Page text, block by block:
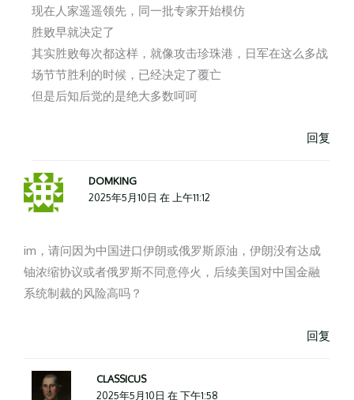
现在人家遥遥领先，同一批专家开始模仿
胜败早就决定了
其实胜败每次都这样，就像攻击珍珠港，日军在这么多战
场节节胜利的时候，已经决定了覆亡
但是后知后觉的是绝大多数呵呵
回复
DOMKING
2025年5月10日 在 上午11:12
im，请问因为中国进口伊朗或俄罗斯原油，伊朗没有达成
铀浓缩协议或者俄罗斯不同意停火，后续美国对中国金融
系统制裁的风险高吗？
回复
CLASSICUS
2025年5月10日 在 下午1:58